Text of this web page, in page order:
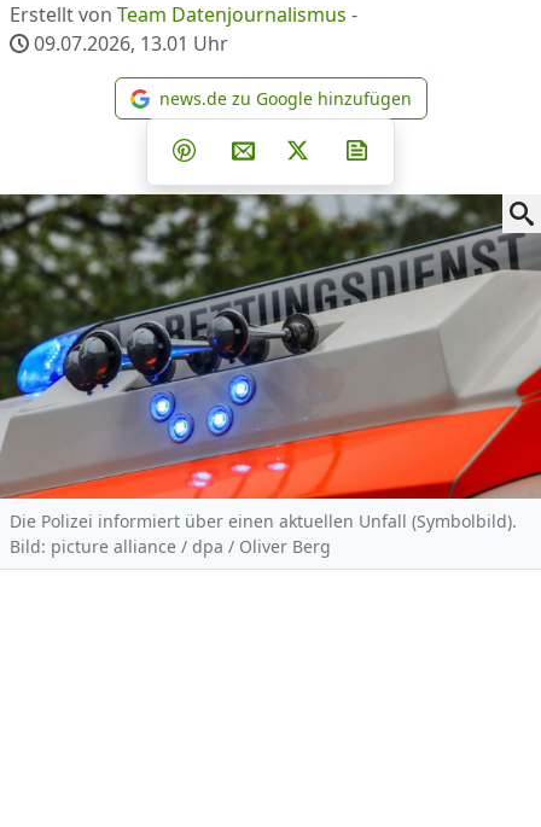
Erstellt von Team Datenjournalismus -
09.07.2026, 13.01 Uhr
news.de zu Google
news.de zu Google hinzufügen
Teilen auf Facebook
Teilen auf Whatsapp
Teilen auf Telegram
Teilen auf Pinterest
Per E-Mail teilen
Post auf X
Die Polizei informiert über einen aktuellen Unfall (Symbolbild).
Bild: picture alliance / dpa / Oliver Berg